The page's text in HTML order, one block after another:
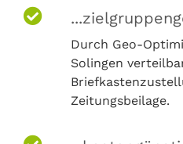
Durch Geo-
Solingen
Zeitungsbeilage.